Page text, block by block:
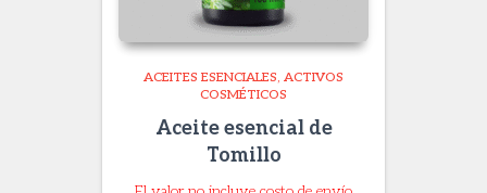
ACEITES ESENCIALES ACTIVOS
COSMÉTICOS
Aceite esencial de
Tomillo